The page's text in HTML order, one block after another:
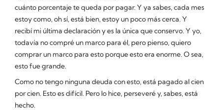
cuánto porcentaje te queda por pagar. Y ya sabes, cada mes
estoy como, oh sí, está bien, estoy un poco más cerca. Y
recibí mi última declaración y es la única que conservo. Y yo,
todavía no compré un marco para él, pero pienso, quiero
comprar un marco para esto porque esto era enorme. O sea,
esto fue grande.
Como no tengo ninguna deuda con esto, está pagado al cien
por cien. Esto es difícil. Pero lo hice, perseveré y, sabes, está
hecho.